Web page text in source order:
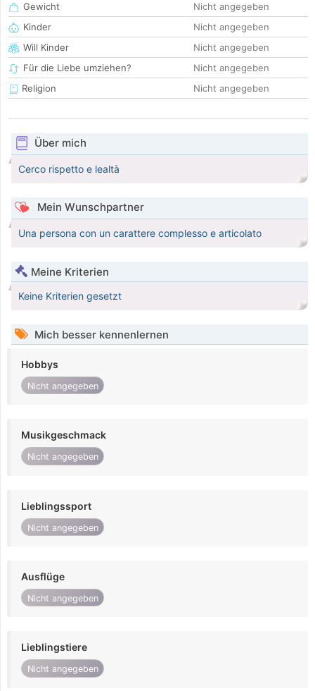
Gewicht
Nicht angegeben
Kinder
Nicht angegeben
Will Kinder
Nicht angegeben
Für die Liebe umziehen?
Nicht angegeben
Religion
Nicht angegeben
Über mich
Cerco rispetto e lealtà
Mein Wunschpartner
Una persona con un carattere complesso e articolato
Meine Kriterien
Keine Kriterien gesetzt
Mich besser kennenlernen
Hobbys
Nicht angegeben
Musikgeschmack
Nicht angegeben
Lieblingssport
Nicht angegeben
Ausflüge
Nicht angegeben
Lieblingstiere
Nicht angegeben